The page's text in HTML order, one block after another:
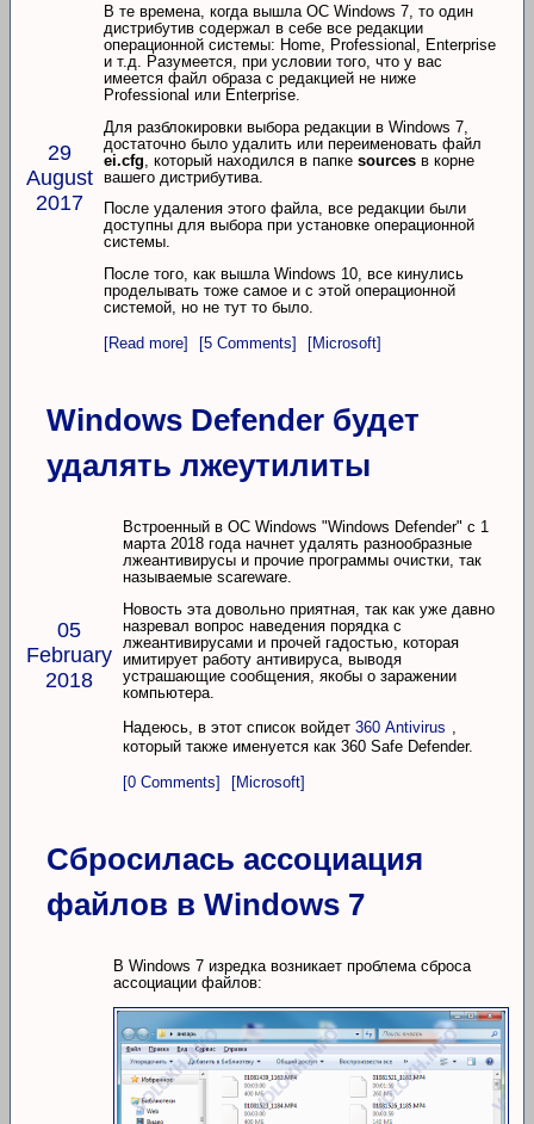
29
August
2017
В те времена, когда вышла ОС Windows 7, то один
дистрибутив содержал в себе все редакции
операционной системы: Home, Professional, Enterprise
и т.д. Разумеется, при условии того, что у вас
имеется файл образа с редакцией не ниже
Professional или Enterprise.
Для разблокировки выбора редакции в Windows 7,
достаточно было удалить или переименовать файл
ei.cfg , который находился в папке sources в корне
вашего дистрибутива.
После удаления этого файла, все редакции были
доступны для выбора при установке операционной
системы.
После того, как вышла Windows 10, все кинулись
проделывать тоже самое и с этой операционной
системой, но не тут то было.
[Read more]
[5 Comments] [Microsoft]
Windows Defender будет
удалять лжеутилиты
05
February
2018
Встроенный в ОС Windows "Windows Defender" с 1
марта 2018 года начнет удалять разнообразные
лжеантивирусы и прочие программы очистки, так
называемые scareware.
Новость эта довольно приятная, так как уже давно
назревал вопрос наведения порядка с
лжеантивирусами и прочей гадостью, которая
имитирует работу антивируса, выводя
устрашающие сообщения, якобы о заражении
компьютера.
Надеюсь, в этот список войдет 360 Antivirus ,
который также именуется как 360 Safe Defender.
[0 Comments]
[Microsoft]
Сбросилась ассоциация
файлов в Windows 7
В Windows 7 изредка возникает проблема сброса
ассоциации файлов: